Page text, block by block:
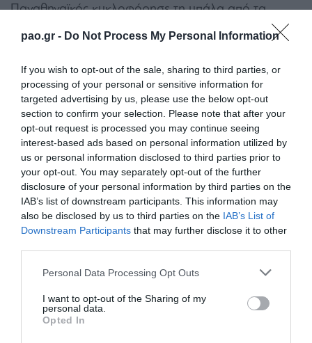
pao.gr - Do Not Process My Personal Information
If you wish to opt-out of the sale, sharing to third parties, or
processing of your personal or sensitive information for
targeted advertising by us, please use the below opt-out
section to confirm your selection. Please note that after your
opt-out request is processed you may continue seeing
interest-based ads based on personal information utilized by
us or personal information disclosed to third parties prior to
your opt-out. You may separately opt-out of the further
disclosure of your personal information by third parties on the
IAB’s list of downstream participants. This information may
also be disclosed by us to third parties on the IAB’s List of
Downstream Participants that may further disclose it to other
Please note that this website/app uses one or more Google
not limited to your visit or usage behaviour. You may click to
grant or deny consent to Google and its third-party tags to
use your data for below specified purposes in below Google
Personal Data Processing Opt Outs
I want to opt-out of the Sharing of my
personal data.
Opted In
Παναθηναϊκός κυκλοφόρησε τη μπάλα από τα
πρώτα λεπτά και προσπάθησε να βρει τρόπο να
χαμένη ευκαιρία από τους Καλτσά, Βλαχοδήμο,
ήρθε στο 26ο λεπτό με το παρθενικό γκολ του
Βλαχοδήμου με τη φανέλα του Παναθηναϊκού.
Και ενώ οι «Πράσινοι» είχαν φέρει το παιχνίδι στα
μέτρα τους, ήρθε ο διαιτητής να ανατρέψει τις
ισορροπίες δίνοντας δύο κίτρινες κάρτες μέσα σε
λίγα λεπτά στον Κάρλος Ζέκα. Η αποβολή του
αρχηγού στο 39ο λεπτό άλλαξε αριθμητικά τις
ισορροπίες, όμως το πάθος των ποδοσφαιριστών
του Παναθηναϊκού ξεπέρασε τα εμπόδια που
προβλήθηκαν. Ο Παναθηναϊκός θα μπορούσε να
πετύχει και δεύτερο γκολ στο πρώτο ημίχρονο με